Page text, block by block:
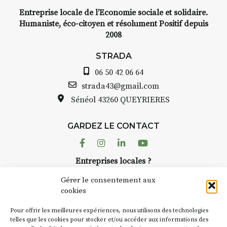
Gérer le consentement aux
cookies
Pour offrir les meilleures expériences, nous utilisons des technologies
telles que les cookies pour stocker et/ou accéder aux informations des
INTERVIEW
avez ouvert une galerie à
Auzon…
Bernard TURLE Le Fumoir n’est
pas une galerie permanente.
AuzonToujours organise
dans le village. Des artistes et
caves, les granges d’Auzon. Le
Fumoir est l’un de ces espaces
d’autres activités culturelles de
la Petite Cité de Caractère. Par
Entreprise locale de l’Economie sociale et solidaire.
Humaniste, éco-citoyen et résolument Positif depuis
2008
STRADA
06 50 42 06 64
strada43@gmail.com
Sénéol 43260 QUEYRIERES
GARDEZ LE CONTACT
FacebookInstagram
LinkedinYoutube
Entreprises locales ?
Suivez toute l'actu de Strada